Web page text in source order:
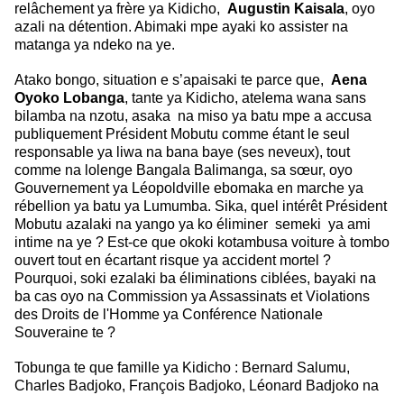
relâchement ya frère ya Kidicho, Augustin Kaisala, oyo
azali na détention. Abimaki mpe ayaki ko assister na
matanga ya ndeko na ye.
Atako bongo, situation e s’apaisaki te parce que, Aena
Oyoko Lobanga, tante ya Kidicho, atelema wana sans
bilamba na nzotu, asaka na miso ya batu mpe a accusa
publiquement Président Mobutu comme étant le seul
responsable ya liwa na bana baye (ses neveux), tout
comme na lolenge Bangala Balimanga, sa sœur, oyo
Gouvernement ya Léopoldville ebomaka en marche ya
rébellion ya batu ya Lumumba. Sika, quel intérêt Président
Mobutu azalaki na yango ya ko éliminer semeki ya ami
intime na ye ? Est-ce que okoki kotambusa voiture à tombo
ouvert tout en écartant risque ya accident mortel ?
Pourquoi, soki ezalaki ba éliminations ciblées, bayaki na
ba cas oyo na Commission ya Assassinats et Violations
des Droits de l'Homme ya Conférence Nationale
Souveraine te ?
Tobunga te que famille ya Kidicho : Bernard Salumu,
Charles Badjoko, François Badjoko, Léonard Badjoko na